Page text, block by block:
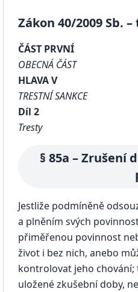
Zákon 40/2009 Sb.
ČÁST PRVNÍ
OBECNÁ ČÁST
HLAVA V
TRESTNÍ SANKCE
Díl 2
Tresty
§ 85a –
Jestliže podmíněně
a plněním svých
přiměřenou povinnost
život i bez nich, anebo
kontrolovat jeho
uložené zkušební doby,